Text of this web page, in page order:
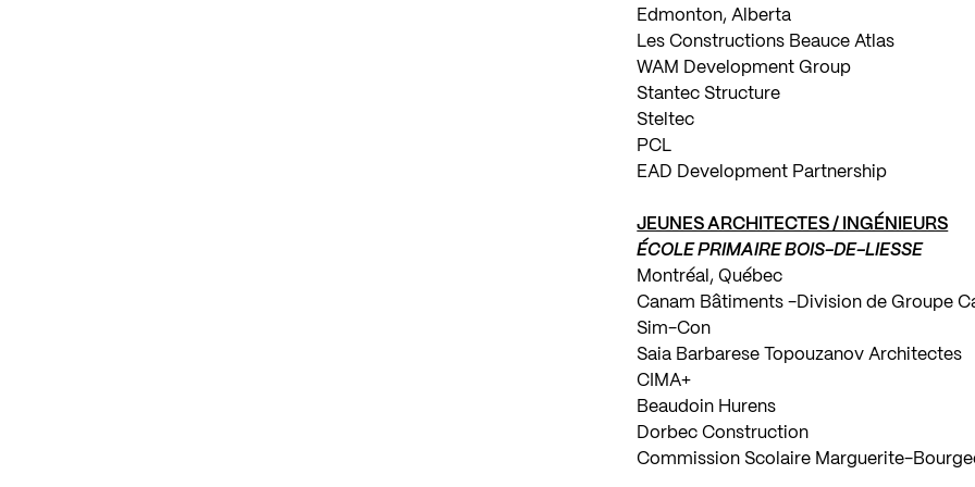
Edmonton, Alberta
Les Constructions Beauce Atlas
WAM Development Group
Stantec Structure
Steltec
PCL
EAD Development Partnership
JEUNES ARCHITECTES / INGÉNIEURS
ÉCOLE PRIMAIRE BOIS-DE-LIESSE
Montréal, Québec
Canam Bâtiments -Division de Groupe
Sim-Con
Saia Barbarese Topouzanov Architectes
CIMA+
Beaudoin Hurens
Dorbec Construction
Commission Scolaire Marguerite-